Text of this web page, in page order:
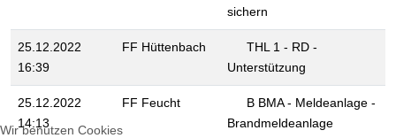
sichern
25.12.2022
16:39
FF Hüttenbach
THL 1 - RD -
Unterstützung
25.12.2022
14:13
FF Feucht
B BMA - Meldeanlage -
Brandmeldeanlage
Wir benutzen Cookies